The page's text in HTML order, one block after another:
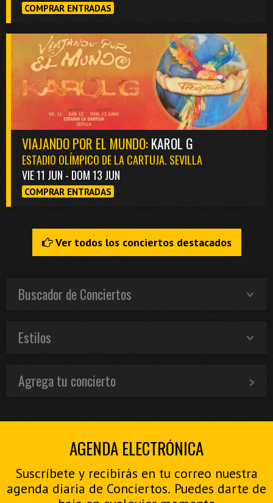
COMPRAR ENTRADAS
VIAJANDO POR EL MUNDO:KAROL G
ESTADIO OLÍMPICO DE LA CARTUJA. SEVILLA
VIE 11 JUN - DOM 13 JUN
COMPRAR ENTRADAS
Ver todos los conciertos destacados
Buscador de Conciertos
Estilos
Agrega tu concierto
AGENDA ELECTRÓNICA
Suscríbete y recibirás en tu correo nuestra
agenda diaria de Conciertos. Puedes darte de